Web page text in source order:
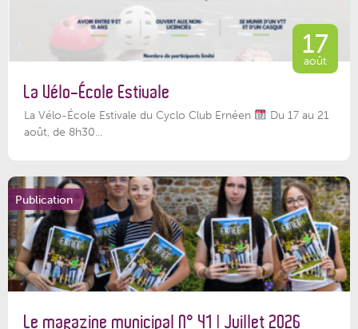
17
août
La Vélo-École Estivale
La Vélo-École Estivale du Cyclo Club Ernéen
Du 17 au 21
août, de 8h30...
Publication
Le magazine municipal N° 41 | Juillet 2026